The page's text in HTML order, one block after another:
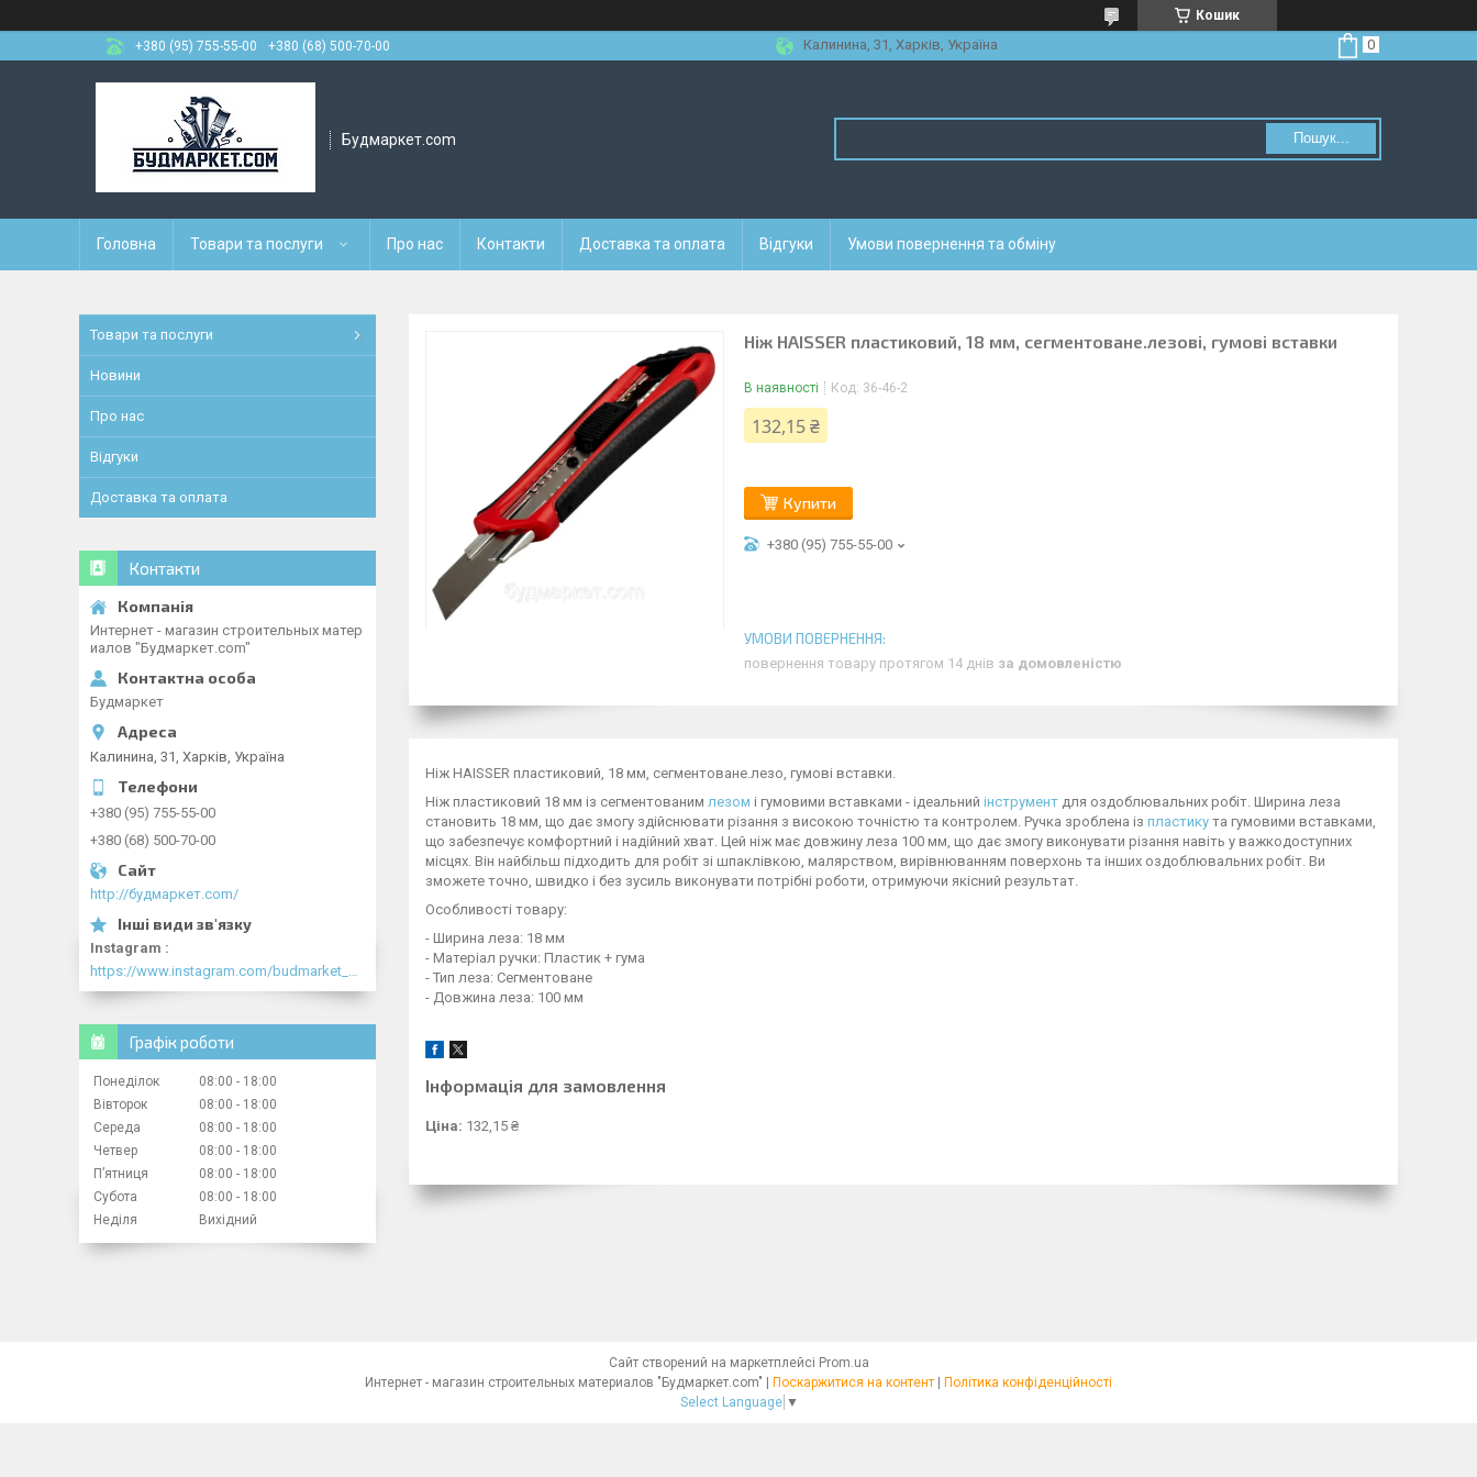
Кошик
+380 (95) 755-55-00
+380 (68) 500-70-00 Калинина, 31, Харків, Україна
Будмаркет.com Пошук...
Головна Товари та послуги Про нас Контакти Доставка та оплата Відгуки Умови повернення та обміну
Ніж HAISSER пластиковий, 18 мм, сегментоване.лезові, гумові вставки
В наявності Код: 36-46-2
132,15 ₴
Купити
+380 (95) 755-55-00
повернення товару протягом 14 днів за домовленістю
Ніж HAISSER пластиковий, 18 мм, сегментоване.лезо, гумові вставки.
Ніж пластиковий 18 мм із сегментованим лезом і гумовими вставками - ідеальний інструмент для оздоблювальних робіт. Ширина леза
становить 18 мм, що дає змогу здійснювати різання з високою точністю та контролем. Ручка зроблена із пластику та гумовими вставками,
що забезпечує комфортний і надійний хват. Цей ніж має довжину леза 100 мм, що дає змогу виконувати різання навіть у важкодоступних
місцях. Він найбільш підходить для робіт зі шпаклівкою, малярством, вирівнюванням поверхонь та інших оздоблювальних робіт. Ви
зможете точно, швидко і без зусиль виконувати потрібні роботи, отримуючи якісний результат.
Особливості товару:
- Ширина леза: 18 мм
- Матеріал ручки: Пластик + гума
- Тип леза: Сегментоване
- Довжина леза: 100 мм
Інформація для замовлення
Ціна: 132,15 ₴
Товари та послуги
Новини
Про нас
Відгуки
Доставка та оплата
Контакти
Интернет - магазин строительных матер
иалов "Будмаркет.com"
Будмаркет
Калинина, 31, Харків, Україна
+380 (95) 755-55-00
+380 (68) 500-70-00
http://будмаркет.com/
Instagram
Графік роботи
Понеділок 08:00
18:00
Вівторок
08:00
18:00
Середа
08:00
18:00
Четвер
08:00
18:00
Пʼятниця
08:00
18:00
Субота
08:00
18:00
Неділя
Вихідний
Сайт створений на маркетплейсі Prom.ua
Интернет - магазин строительных материалов "Будмаркет.com" | Поскаржитися на контент | Політика конфіденційності
Select Language ▼